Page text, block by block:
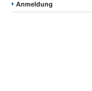
Anmeldung